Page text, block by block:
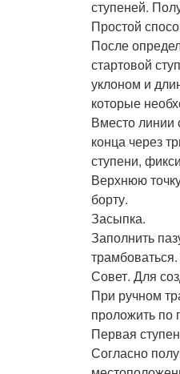
ступеней.
Простой
После
стартовой
уклоном и
которые
Вместо линии
конца через
ступени,
Верхнюю
борту.
Засыпка.
Заполнить
Совет. Для
При ручном
проложить по
Первая
Согласно